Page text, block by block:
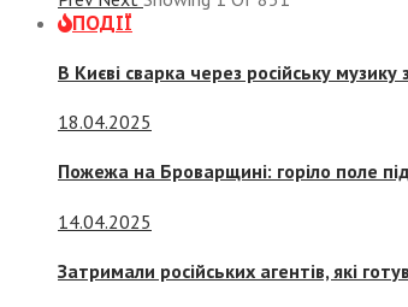
ПОДІЇ
В Києві сварка через російську музику
18.04.2025
Пожежа на Броварщині: горіло поле
14.04.2025
Затримали російських агентів, які